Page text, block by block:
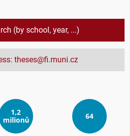
(by school, year, ...)
theses@fi.muni.cz
1,2
milionů
64